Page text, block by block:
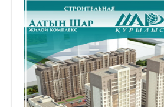
События
Агентства
Объявления
Кабинет